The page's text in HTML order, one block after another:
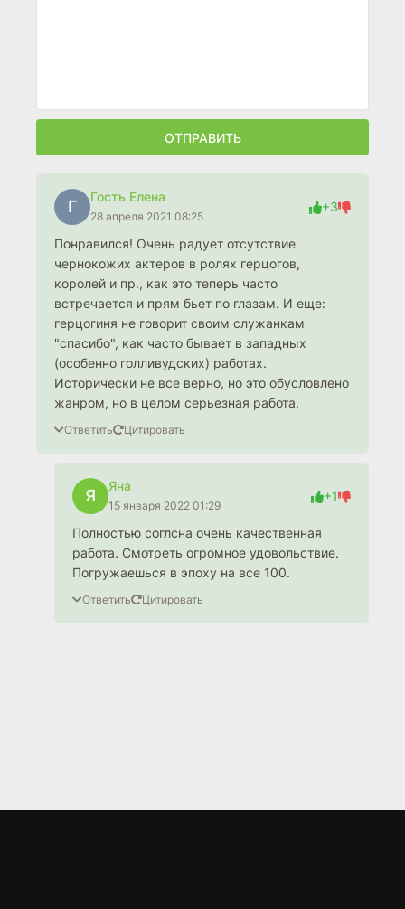
ОТПРАВИТЬ
Г
Гость Елена
28 апреля 2021 08:25
+3
Понравился! Очень радует отсутствие
чернокожих актеров в ролях герцогов,
королей и пр., как это теперь часто
встречается и прям бьет по глазам. И еще:
герцогиня не говорит своим служанкам
"спасибо", как часто бывает в западных
(особенно голливудских) работах.
Исторически не все верно, но это обусловлено
жанром, но в целом серьезная работа.
Ответить Цитировать
Я
Яна
15 января 2022 01:29
+1
Полностью соглсна очень качественная
работа. Смотреть огромное удовольствие.
Погружаешься в эпоху на все 100.
Ответить Цитировать